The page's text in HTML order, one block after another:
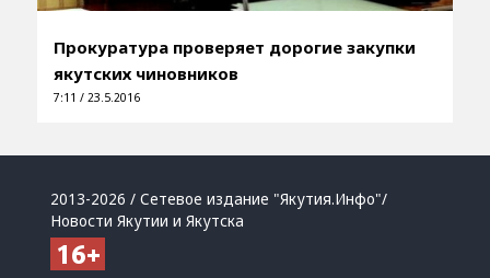
Прокуратура проверяет дорогие закупки
якутских чиновников
7:11 / 23.5.2016
2013-2026 / Сетевое издание "Якутия.Инфо"/
Новости Якутии и Якутска